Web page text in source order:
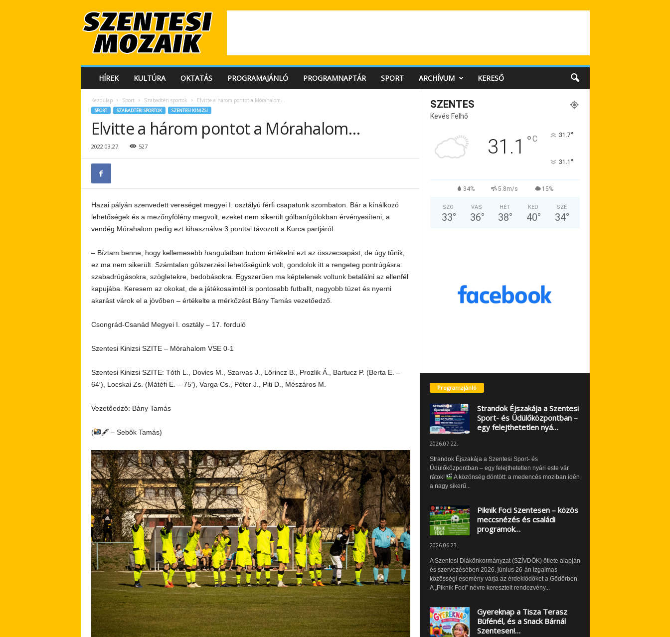
e
HÍREK KULTÚRA OKTATÁS PROGRAMAJÁNLÓ PROGRAMNAPTÁR SPORT ARCHÍVUM KERESŐ
Kezdőlap Sport Szabadtéri sportok Elvitte a három pontot a Mórahalom…
SPORT SZABADTÉRI SPORTOK SZENTESI KINIZSI
Elvitte a három pontot a Mórahalom…
2022.03.27. 527
Hazai pályán szenvedett vereséget megyei I. osztályú férfi csapatunk szombaton. Bár a kínálkozó
lehetőségek és a mezőnyfölény megvolt, ezeket nem sikerült gólban/gólokban érvényesíteni, a
vendég Mórahalom pedig ezt kihasználva 3 ponttal távozott a Kurca partjáról.
– Bíztam benne, hogy kellemesebb hangulatban tudom értékelni ezt az összecsapást, de úgy tűnik,
ez ma nem sikerült. Számtalan gólszerzési lehetőségünk volt, gondolok itt a rengeteg pontrúgásra:
szabadrúgásokra, szögletekre, bedobásokra. Egyszerűen ma képtelenek voltunk betalálni az ellenfél
kapujába. Keresem az okokat, de a játékosaimtól is pontosabb futballt, nagyobb tüzet és nyerni
akarást várok el a jövőben – értékelte a mérkőzést Bány Tamás vezetőedző.
Csongrád-Csanád Megyei I. osztály – 17. forduló
Szentesi Kinizsi SZITE – Mórahalom VSE 0-1
Szentesi Kinizsi SZITE: Tóth L., Dovics M., Szarvas J., Lőrincz B., Prozlik Á., Bartucz P. (Berta E. –
64′), Locskai Zs. (Mátéfi E. – 75′), Varga Cs., Péter J., Piti D., Mészáros M.
Vezetőedző: Bány Tamás
( 🖋 – Sebők Tamás)
SZENTES
Kevés Felhő
31.1 °C 31.7°
31.1 °
34% 5.8m/s 15%
SZO
33°
VAS
36°
HÉT
38°
KED
40°
SZE
34°
Programajánló
Strandok Éjszakája a Szentesi
Sport- és Üdülőközpontban –
egy felejthetetlen nyá…
2026.07.22.
Strandok Éjszakája a Szentesi Sport- és
Üdülőközpontban – egy felejthetetlen nyári este vár
rátok!
A közönség döntött: a medencés moziban idén
a nagy sikerű...
Piknik Foci Szentesen – közös
meccsnézés és családi
programok…
2026.06.23.
A Szentesi Diákönkormányzat (SZÍVDÖK) ötlete alapján
és szervezésében 2026. június 26-án izgalmas
közösségi esemény várja az érdeklődőket a Gödörben.
A „Piknik Foci” névre keresztelt rendezvény...
Gyereknap a Tisza Terasz
Büfénél, és a Snack Bárnál
Szentesen!…